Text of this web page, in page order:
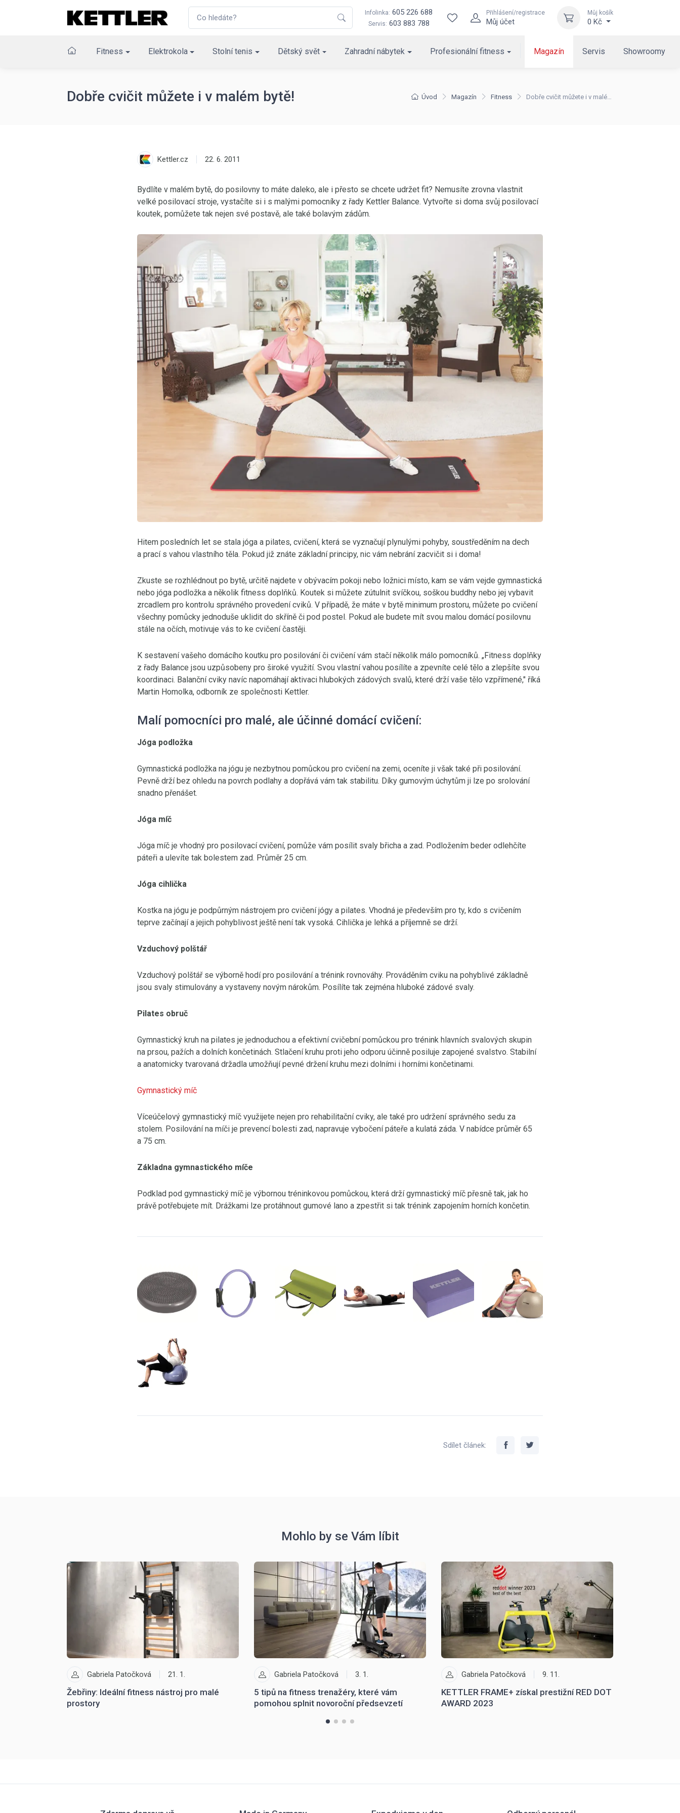
Infolinka: 605 226 688
Servis: 603 883 788
Přihlášení/registrace
Můj účet
Můj košík
0 Kč
Fitness Elektrokola Stolní tenis Dětský svět Zahradní nábytek Profesionální fitness Magazín Servis Showroomy
Úvod Magazín Fitness Dobře cvičit můžete i v malém bytě!
Dobře cvičit můžete i v malém bytě!
Kettler.cz 22. 6. 2011
Bydlíte v malém bytě, do posilovny to máte daleko, ale i přesto se chcete udržet fit? Nemusíte zrovna vlastnit
velké posilovací stroje, vystačíte si i s malými pomocníky z řady Kettler Balance. Vytvořte si doma svůj posilovací
koutek, pomůžete tak nejen své postavě, ale také bolavým zádům.
Hitem posledních let se stala jóga a pilates, cvičení, která se vyznačují plynulými pohyby, soustředěním na dech
a prací s vahou vlastního těla. Pokud již znáte základní principy, nic vám nebrání zacvičit si i doma!
Zkuste se rozhlédnout po bytě, určitě najdete v obývacím pokoji nebo ložnici místo, kam se vám vejde gymnastická
nebo jóga podložka a několik fitness doplňků. Koutek si můžete zútulnit svíčkou, soškou buddhy nebo jej vybavit
zrcadlem pro kontrolu správného provedení cviků. V případě, že máte v bytě minimum prostoru, můžete po cvičení
všechny pomůcky jednoduše uklidit do skříně či pod postel. Pokud ale budete mít svou malou domácí posilovnu
stále na očích, motivuje vás to ke cvičení častěji.
K sestavení vašeho domácího koutku pro posilování či cvičení vám stačí několik málo pomocníků. „Fitness doplňky
z řady Balance jsou uzpůsobeny pro široké využití. Svou vlastní vahou posílíte a zpevníte celé tělo a zlepšíte svou
koordinaci. Balanční cviky navíc napomáhají aktivaci hlubokých zádových svalů, které drží vaše tělo vzpřímené," říká
Martin Homolka, odborník ze společnosti Kettler.
Malí pomocníci pro malé, ale účinné domácí cvičení:
Jóga podložka
Gymnastická podložka na jógu je nezbytnou pomůckou pro cvičení na zemi, oceníte ji však také při posilování.
Pevně drží bez ohledu na povrch podlahy a dopřává vám tak stabilitu. Díky gumovým úchytům ji lze po srolování
snadno přenášet.
Jóga míč
Jóga míč je vhodný pro posilovací cvičení, pomůže vám posílit svaly břicha a zad. Podložením beder odlehčíte
páteři a ulevíte tak bolestem zad. Průměr 25 cm.
Jóga cihlička
Kostka na jógu je podpůrným nástrojem pro cvičení jógy a pilates. Vhodná je především pro ty, kdo s cvičením
teprve začínají a jejich pohyblivost ještě není tak vysoká. Cihlička je lehká a příjemně se drží.
Vzduchový polštář
Vzduchový polštář se výborně hodí pro posilování a trénink rovnováhy. Prováděním cviku na pohyblivé základně
jsou svaly stimulovány a vystaveny novým nárokům. Posílíte tak zejména hluboké zádové svaly.
Pilates obruč
Gymnastický kruh na pilates je jednoduchou a efektivní cvičební pomůckou pro trénink hlavních svalových skupin
na prsou, pažích a dolních končetinách. Stlačení kruhu proti jeho odporu účinně posiluje zapojené svalstvo. Stabilní
a anatomicky tvarovaná držadla umožňují pevné držení kruhu mezi dolními i horními končetinami.
Gymnastický míč
Víceúčelový gymnastický míč využijete nejen pro rehabilitační cviky, ale také pro udržení správného sedu za
stolem. Posilování na míči je prevencí bolesti zad, napravuje vybočení páteře a kulatá záda. V nabídce průměr 65
a 75 cm.
Základna gymnastického míče
Podklad pod gymnastický míč je výbornou tréninkovou pomůckou, která drží gymnastický míč přesně tak, jak ho
právě potřebujete mít. Drážkami lze protáhnout gumové lano a zpestřit si tak trénink zapojením horních končetin.
Sdílet článek:
Mohlo by se Vám líbit
Gabriela Patočková 21. 1.
Žebřiny: Ideální fitness nástroj pro malé
prostory
Gabriela Patočková 3. 1.
5 tipů na fitness trenažéry, které vám
pomohou splnit novoroční předsevzetí
Gabriela Patočková 9. 11.
KETTLER FRAME+ získal prestižní RED DOT
AWARD 2023